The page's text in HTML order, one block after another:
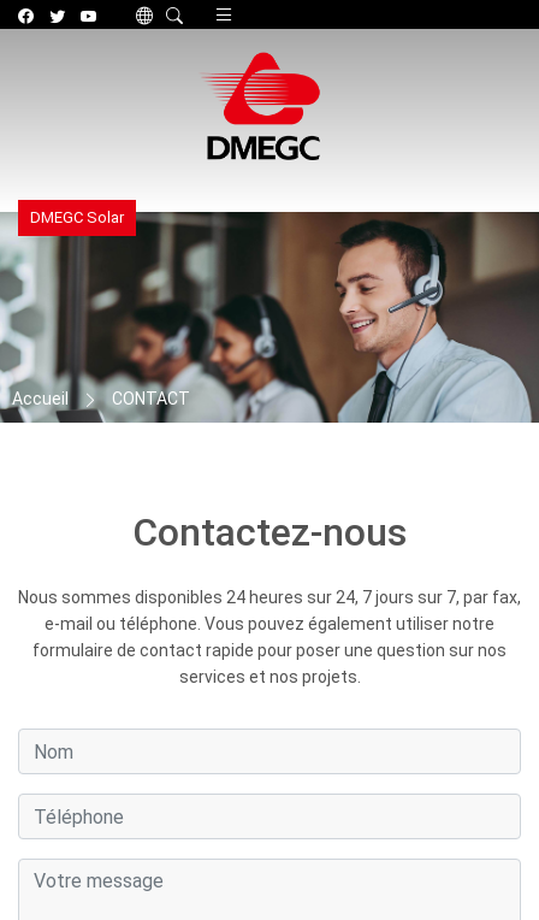
Toggle navigation
DMEGC Solar
Accueil CONTACT
Contactez-nous
Nous sommes disponibles 24 heures sur 24, 7 jours sur 7, par fax,
e-mail ou téléphone. Vous pouvez également utiliser notre
formulaire de contact rapide pour poser une question sur nos
services et nos projets.